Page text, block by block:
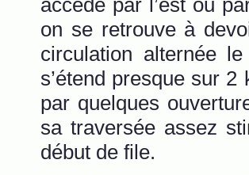
accède par l’est ou
on se retrouve à
circulation alternée
s’étend presque sur 2
par quelques
sa traversée assez
début de file.